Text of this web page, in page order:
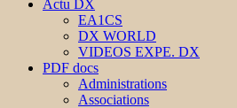
Actu DX
EA1CS
DX WORLD
VIDEOS EXPE. DX
PDF docs
Administrations
Associations